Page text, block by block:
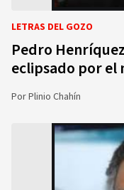
LETRAS DEL GOZO
Pedro
eclipsado por el
PorPlinio Chahín